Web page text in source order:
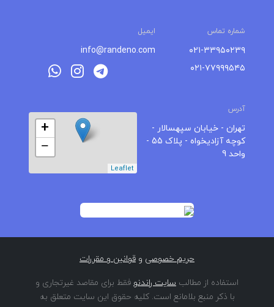
شماره تماس ایمیل
۰۲۱-۳۳۹۵۰۲۳۹
۰۲۱-۷۷۹۹۹۵۴۵
info@randeno.com
آدرس
تهران - خیابان سپهسالار -
کوچه آزادیخواه - پلاک 55 -
واحد 9
+
−
Leaflet
حریم خصوصی و قوانین و مقررات
استفاده از مطالب سایت راندنو فقط برای مقاصد غیرتجاری و
با ذکر منبع بلامانع است. کلیه حقوق این سایت متعلق به